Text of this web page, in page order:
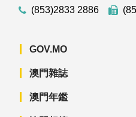
(853)2833 2886
GOV.MO
澳門雜誌
澳門年鑑